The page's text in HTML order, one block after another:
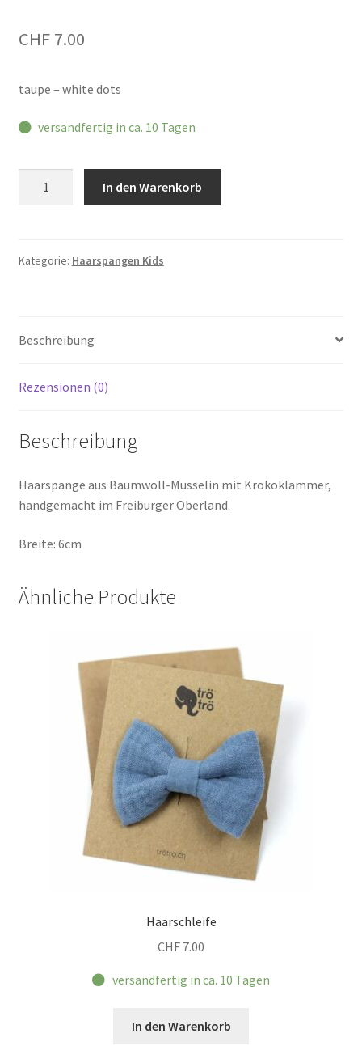
CHF7.00
taupe – white dots
versandfertig in ca. 10 Tagen
In den Warenkorb
Kategorie: Haarspangen Kids
Beschreibung
Rezensionen (0)
Beschreibung
Haarspange aus Baumwoll-Musselin mit Krokoklammer,
handgemacht im Freiburger Oberland.
Breite: 6cm
Ähnliche Produkte
Haarschleife
CHF 7.00
versandfertig in ca. 10 Tagen
In den Warenkorb